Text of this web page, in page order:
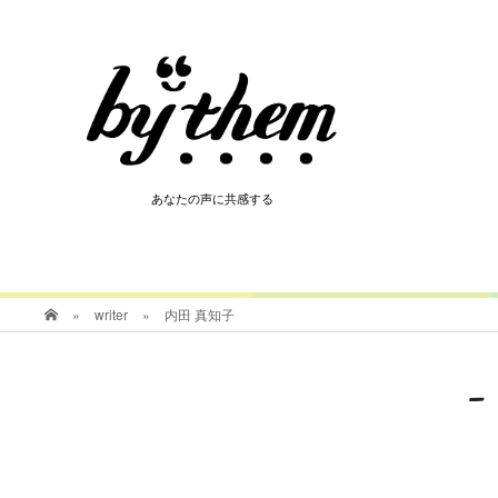
あなたの声に共感する
あなたの声に共感する
» writer » 内田 真知子